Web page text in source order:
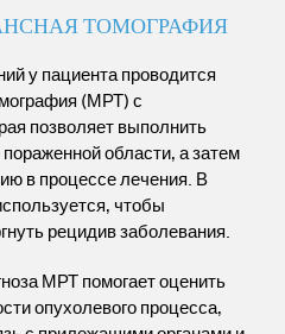
ТОМОГРАФИЯ
у пациента проводится
(МРТ) с
позволяет выполнить
области, а затем
в процессе лечения. В
чтобы
рецидив заболевания.
МРТ помогает оценить
опухолевого процесса,